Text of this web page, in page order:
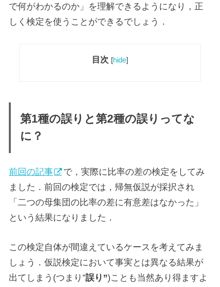
で何がわかるのか」を理解できるようになり，正
しく検定を使うことができるでしょう．
目次 [hide]
第1種の誤りと第2種の誤りってな
に？
前回の記事
で，実際に比率の差の検定をしてみ
ました．前回の検定では，帰無仮説が採択され
「二つの母集団の比率の差に有意差はなかった」
という結果になりました．
この検定自体が間違えているケースを考えてみま
しょう．仮説検定において事実とは異なる結果が
出てしまう(つまり”誤り”)ことも当然あり得ますよ